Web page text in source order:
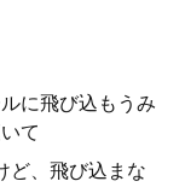
に飛び込もうみ
て
ど、飛び込まな